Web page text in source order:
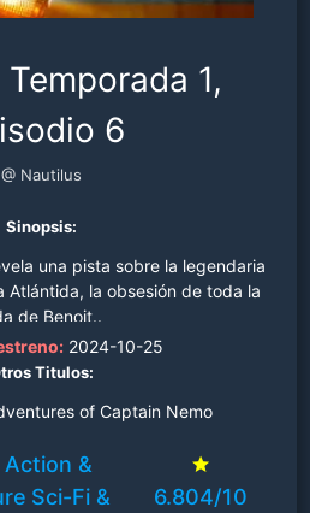
1,
6
@ Nautilus
Sinopsis:
una pista sobre la legendaria
Atlántida, la obsesión de toda la
de Benoit..
2024-10-25
Titulos:
of Captain Nemo
Action &
Sci-Fi &
6.804/10